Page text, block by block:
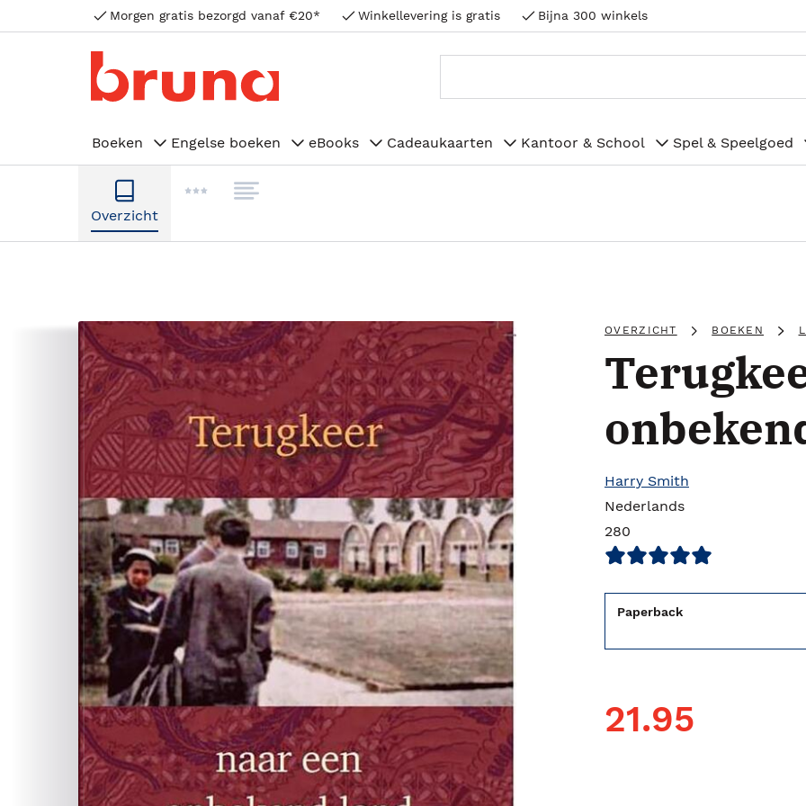
Morgen gratis bezorgd vanaf €20* Winkellevering is gratis Bijna 300 winkels
Boeken Engelse boeken eBooks Cadeaukaarten Kantoor & School Spel & Speelgoed
Overzicht
OVERZICHT BOEKEN
Harry Smith
Nederlands
280
Paperback
21.95